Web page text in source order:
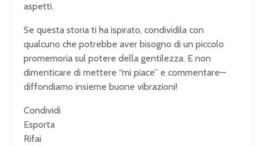
aspetti.
Se questa storia ti ha ispirato, condividila con
qualcuno che potrebbe aver bisogno di un piccolo
promemoria sul potere della gentilezza. E non
dimenticare di mettere “mi piace” e commentare—
diffondiamo insieme buone vibrazioni!
Condividi
Esporta
Rifai